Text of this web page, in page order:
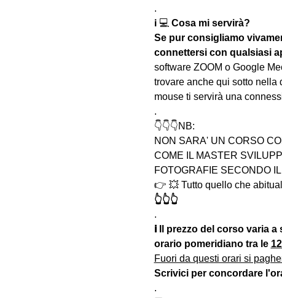
.
ℹ 💻 Cosa mi servirà?
Se pur consigliamo
connettersi con qualsiasi
software ZOOM o Google
trovare anche qui sotto nella
mouse ti servirà una
.
👇👇👇NB:
NON SARA' UN CORSO
COME IL MASTER
FOTOGRAFIE SECONDO
👉 💥 Tutto quello che
👆👆👆
.
ℹ Il prezzo del corso varia
orario pomeridiano tra le
Fuori da questi orari si
Scrivici per concordare
.